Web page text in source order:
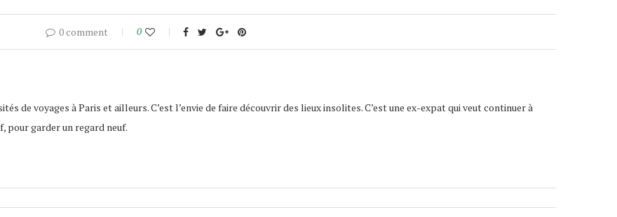
0 comment 0
de voyages à Paris et ailleurs. C’est l’envie de faire découvrir des lieux insolites. C’est une ex-expat qui veut continuer à
pour garder un regard neuf.